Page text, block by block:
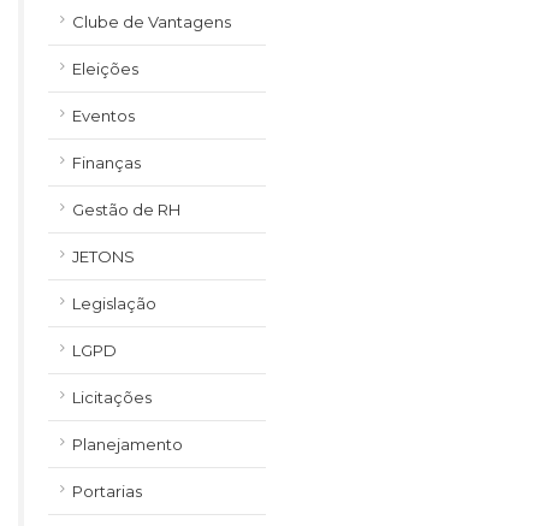
Clube de Vantagens
Eleições
Eventos
Finanças
Gestão de RH
JETONS
Legislação
LGPD
Licitações
Planejamento
Portarias